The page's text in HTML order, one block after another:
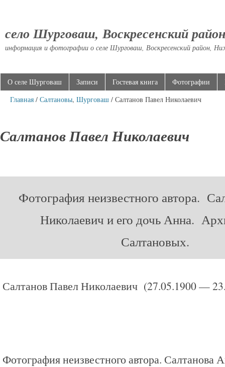
село Шурговаш, Воскресенский район
информация и фотографии о селе Шурговаш, Воскресенский район,
О селе Шурговаш Записи Гостевая книга Фотографии
Главная / Салтановы, Шурговаш / Салтанов Павел Николаевич
Салтанов Павел Николаевич
Фотография неизвестного автора.
Николаевич и его дочь Анна.
Салтановых.
Салтанов Павел Николаевич (27.05.1900 —
Фотография неизвестного автора. Салтанова